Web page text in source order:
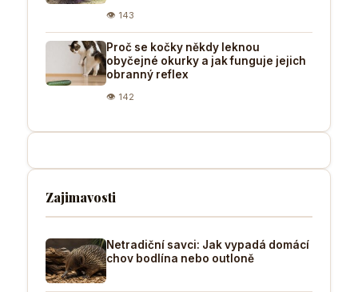
👁 143
Proč se kočky někdy leknou
obyčejné okurky a jak funguje jejich
obranný reflex
👁 142
Zajimavosti
Netradiční savci: Jak vypadá domácí
chov bodlína nebo outloně